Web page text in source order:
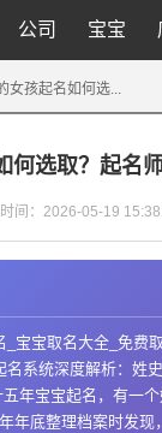
公司 宝宝
女孩起名如何选...
何选取？起名
间：2026-05-19
_宝宝取名大全_免费
系统深度解析：姓
年宝宝起名，有一
底整理档案时发现